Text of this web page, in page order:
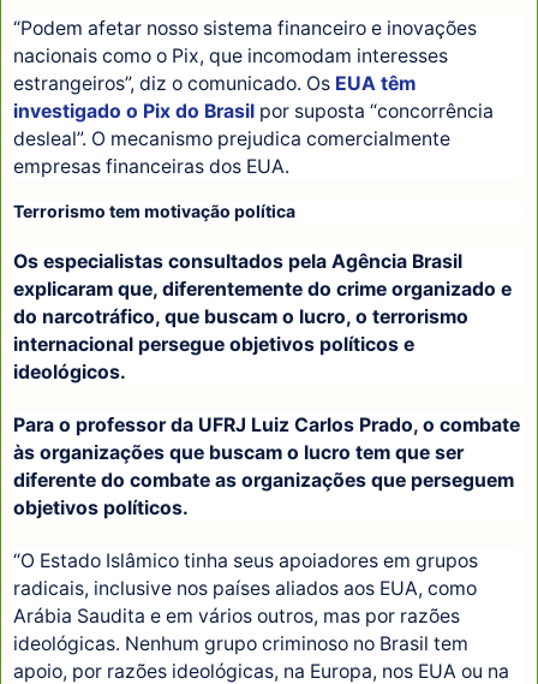
“Podem afetar nosso sistema financeiro e inovações
nacionais como o Pix, que incomodam interesses
estrangeiros”, diz o comunicado. Os EUA têm
investigado o Pix do Brasil por suposta “concorrência
desleal”. O mecanismo prejudica comercialmente
empresas financeiras dos EUA.
Terrorismo tem motivação política
Os especialistas consultados pela Agência Brasil
explicaram que, diferentemente do crime organizado e
do narcotráfico, que buscam o lucro, o terrorismo
internacional persegue objetivos políticos e
ideológicos.
Para o professor da UFRJ Luiz Carlos Prado, o combate
às organizações que buscam o lucro tem que ser
diferente do combate as organizações que perseguem
objetivos políticos.
“O Estado Islâmico tinha seus apoiadores em grupos
radicais, inclusive nos países aliados aos EUA, como
Arábia Saudita e em vários outros, mas por razões
ideológicas. Nenhum grupo criminoso no Brasil tem
apoio, por razões ideológicas, na Europa, nos EUA ou na